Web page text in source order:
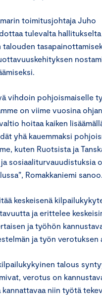
toimitusjohtaja Juho
tulevalta
vihdoin pohjoismaiselle
on viime vuosina
hoitaa kaiken
yhä kauemmaksi
kuten Ruotsista ja
sosiaaliturvauudistuksia
Romakkaniemi sanoo.
keskeisenä
ja erittelee
ja työhön
ja työn verotuksen
talous
verotus on
niin työtä